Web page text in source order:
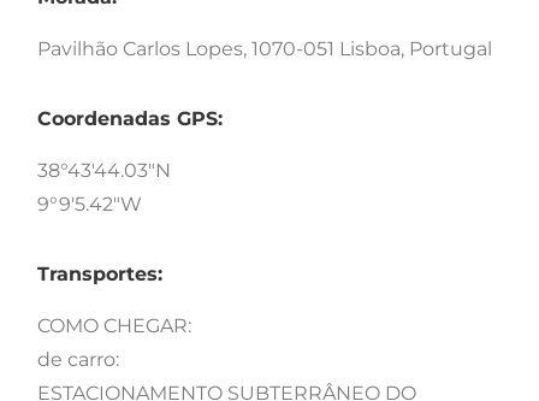
Pavilhão Carlos Lopes, 1070-051 Lisboa, Portugal
Coordenadas GPS:
38°43'44.03"N
9°9'5.42"W
Transportes:
COMO CHEGAR:
de carro:
ESTACIONAMENTO SUBTERRÂNEO DO